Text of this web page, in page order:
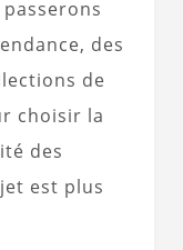
des
de
choisir la
des
est plus